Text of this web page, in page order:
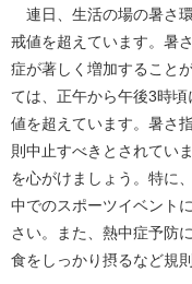
連日、生活の場の暑さ
戒値を超えています。暑
症が著しく増加すること
ては、正午から午後3時
値を超えています。暑さ
則中止すべきとされてい
を心がけましょう。特に
中でのスポーツイベント
さい。また、熱中症予防
食をしっかり摂るなど規